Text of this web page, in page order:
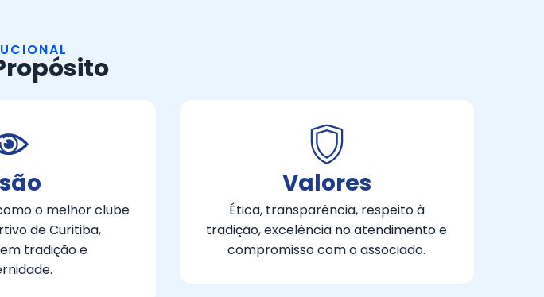
o melhor clube
de Curitiba,
tradição e
Valores
Ética, transparência, respeito à
tradição, excelência no atendimento e
compromisso com o associado.